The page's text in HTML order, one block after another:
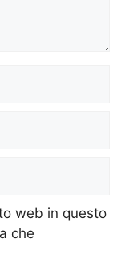
web in questo
che